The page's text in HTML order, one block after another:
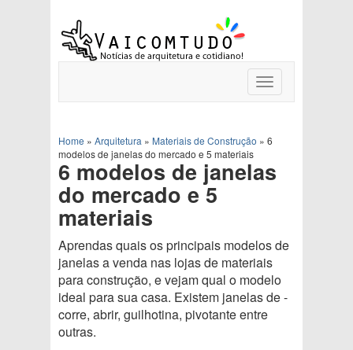
Toggle
navigation
Home » Arquitetura » Materiais de Construção » 6
modelos de janelas do mercado e 5 materiais
6 modelos de janelas
do mercado e 5
materiais
Aprendas quais os principais modelos de
janelas a venda nas lojas de materiais
para construção, e vejam qual o modelo
ideal para sua casa. Existem janelas de -
corre, abrir, guilhotina, pivotante entre
outras.